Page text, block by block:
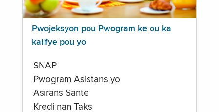
Pwojeksyon pou Pwogram ke ou ka
kalifye pou yo
SNAP
Pwogram Asistans yo
Asirans Sante
Kredi nan Taks